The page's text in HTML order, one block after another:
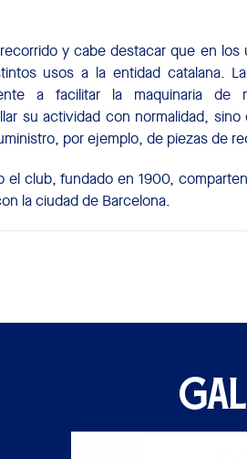
y cabe destacar que en los
usos a la entidad catalana.
a facilitar la maquinaria de
su actividad con normalidad, sino
por ejemplo, de piezas de
el club, fundado en 1900,
la ciudad de Barcelona.